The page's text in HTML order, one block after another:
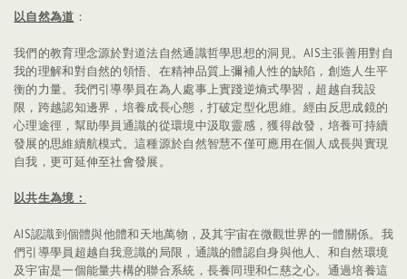
以自然為道 ：
我們的教育理念源於對道法自然通識哲學思想的洞見。AIS主張善用對自
我的理解和對自然的領悟、在精神品質上彌補人性的缺陷，創造人生平
衡的力量。我們引導學員在為人處事上實踐逆熵式學習，超越自我設
限，跨越認知邊界，培養成長心態，打破定型化思維。經由反思成鏡的
心理途徑，幫助學員通識的從環境中汲取靈感，獲得啟發，培養可持續
發展的思維續航模式。這種源於自然智慧不僅可應用在個人成長與實現
自我，更可延伸至社會發展。
以共生為境：
AIS認識到個體與他體和天地萬物，及其宇宙在微觀世界的一體關係。我
們引導學員超越自我意識的局限，通識的體認自身與他人、和自然環境
及宇宙是一個能量共構的聯合系統，長養同理和仁慈之心。通過培養這